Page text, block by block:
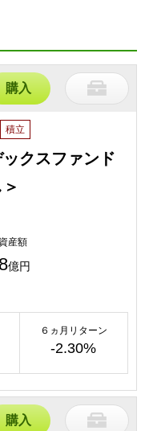
購入
積立
クスファンド
産額
億円
６ヵ月リターン
-2.30%
購入